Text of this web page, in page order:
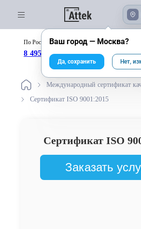
По России бесплатно:
8 495 246-04-43 8
Международный сертификат
Сертификат ISO 9001:2015
Сертификат ISO
Заказать
Ваш город — Москва?
Да, сохранить Нет,